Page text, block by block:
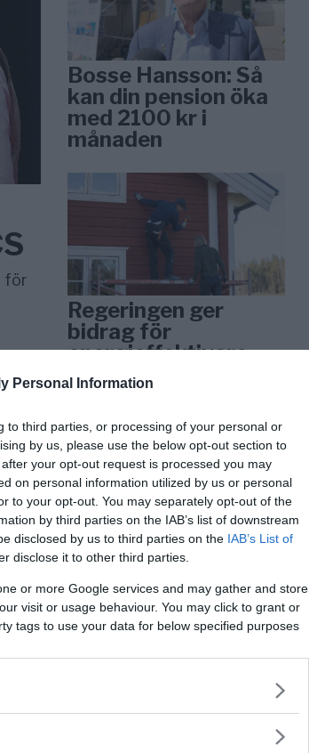
Personal Information
to third parties, or processing of your personal or
by us, please use the below opt-out section to
your opt-out request is processed you may
on personal information utilized by us or personal
to your opt-out. You may separately opt-out of the
by third parties on the IAB’s list of downstream
disclosed by us to third parties on the IAB’s List of
disclose it to other third parties.
or more Google services and may gather and store
visit or usage behaviour. You may click to grant or
tags to use your data for below specified purposes
för
Bosse Hansson: Så
kan din pension öka
med 2100 kr i
månaden
Regeringen ger
bidrag för
energieffektivare
bostäder – Ansök 1
september
KREAPRENÖR
Tankesmedjan
Kreaprenör: En plan
för Sverige är redan